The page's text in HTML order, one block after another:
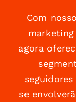
Com
agora
se